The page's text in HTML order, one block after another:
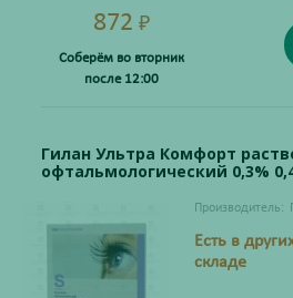
872 ₽
Соберём во вторник
после 12:00
Гилан Ультра Комфорт
офтальмологический 0,3%
Производитель:
Есть в
складе